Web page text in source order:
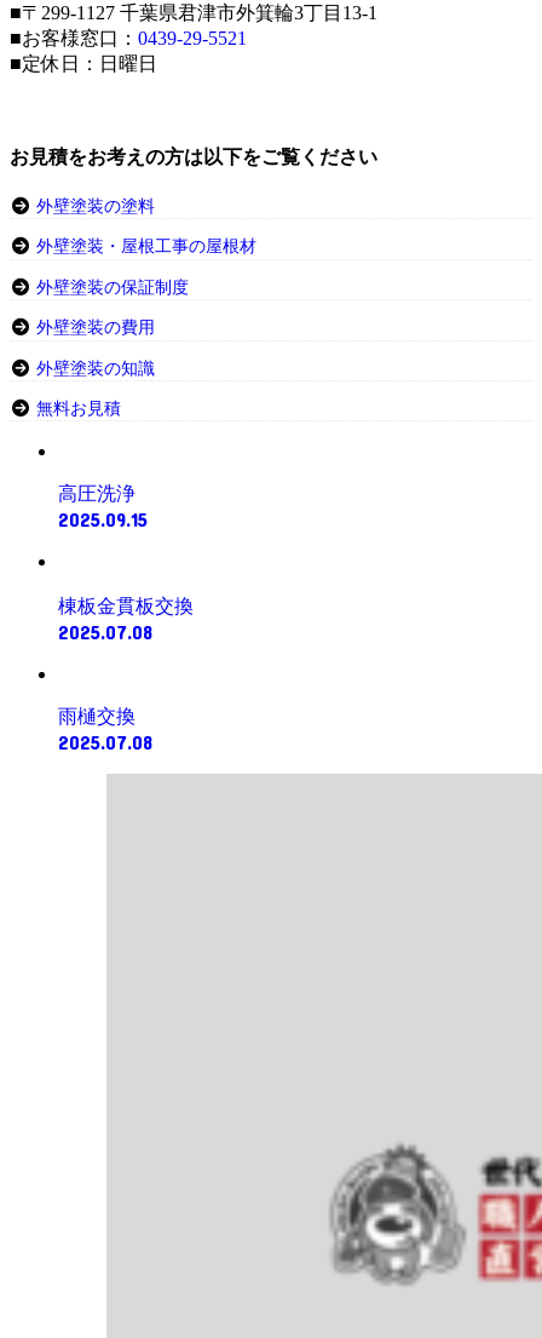
■〒299-1127 千葉県君津市外箕輪3丁目13-1
■お客様窓口： 0439-29-5521
■定休日：日曜日
お見積をお考えの方は以下をご覧ください
外壁塗装の塗料
外壁塗装・屋根工事の屋根材
外壁塗装の保証制度
外壁塗装の費用
外壁塗装の知識
無料お見積
高圧洗浄
2025.09.15
棟板金貫板交換
2025.07.08
雨樋交換
2025.07.08